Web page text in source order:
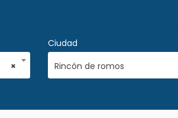
×
Ciudad
Rincón de romos